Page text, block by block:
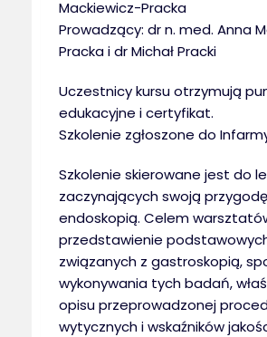
Mackiewicz-Pracka
Prowadzący: dr n. med. Anna
Pracka i dr Michał Pracki
Uczestnicy kursu otrzymują
edukacyjne i certyfikat.
Szkolenie zgłoszone do
Szkolenie skierowane jest do
zaczynających swoją
endoskopią. Celem
przedstawienie
związanych z gastroskopią,
wykonywania tych badań,
opisu przeprowadzonej
wytycznych i wskaźników